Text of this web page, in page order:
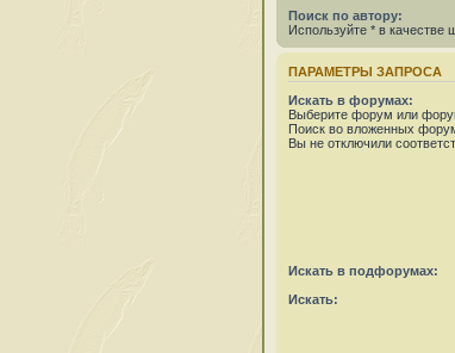
Поиск по автору:
Используйте * в качестве
ПАРАМЕТРЫ ЗАПРОСА
Искать в форумах:
Выберите форум или
Поиск во вложенных
Вы не отключили
Искать в подфорумах:
Искать: